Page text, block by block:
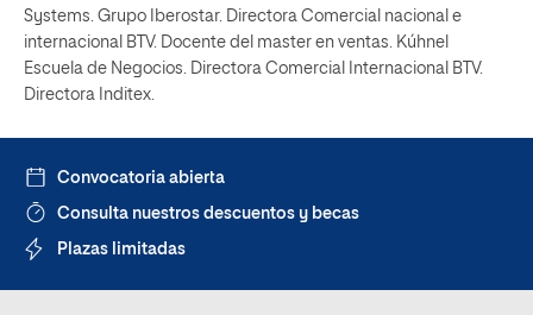
Systems. Grupo Iberostar. Directora Comercial nacional e
internacional BTV. Docente del master en ventas. Kúhnel
Escuela de Negocios. Directora Comercial Internacional BTV.
Directora Inditex.
Convocatoria abierta
Consulta nuestros descuentos y becas
Plazas limitadas